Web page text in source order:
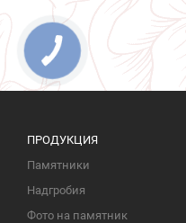
ПРОДУКЦИЯ
Памятники
Надгробия
Фото на памятник